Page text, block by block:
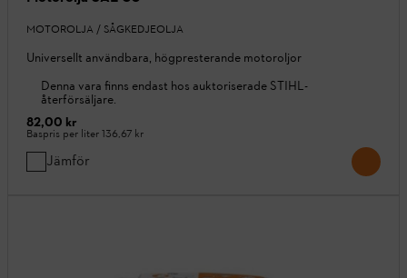
MOTOROLJA / SÅGKEDJEOLJA
Universellt användbara, högpresterande motoroljor
Denna vara finns endast hos auktoriserade STIHL-
återförsäljare.
82,00 kr
Baspris per liter136,67 kr
Jämför